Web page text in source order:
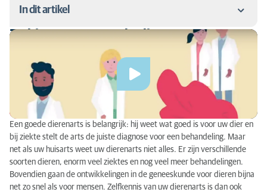
In dit artikel
Veelgemaakte fouten bij de keuze van goede
dierenarts
Checklist voor keuze goede dierenarts én
dierenkliniek
Zo kiest u een goede dierenarts
Een goede dierenarts is belangrijk: hij weet wat goed is voor uw dier en
bij ziekte stelt de arts de juiste diagnose voor een behandeling. Maar
net als uw huisarts weet uw dierenarts niet alles. Er zijn verschillende
soorten dieren, enorm veel ziektes en nog veel meer behandelingen.
Bovendien gaan de ontwikkelingen in de geneeskunde voor dieren bijna
net zo snel als voor mensen. Zelfkennis van uw dierenarts is dan ook